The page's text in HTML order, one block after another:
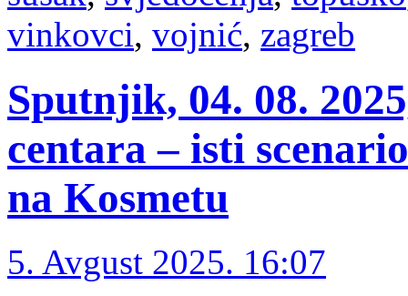
vinkovci, vojnić, zagreb
Sputnjik, 04. 08.
centara – isti
na Kosmetu
5. Avgust 2025. 16:07